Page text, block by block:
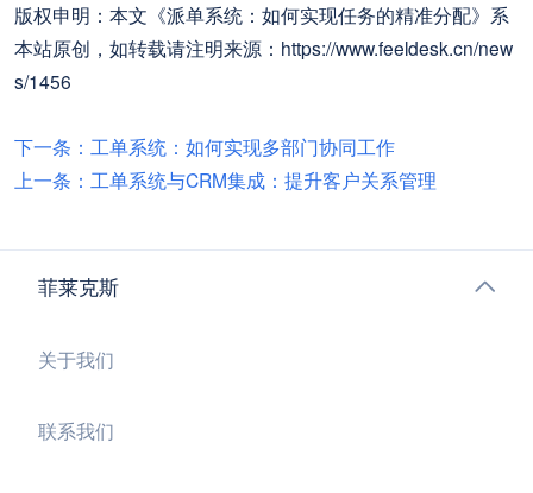
版权申明：本文《派单系统：如何实现任务的精准分配》系
本站原创，如转载请注明来源：https://www.feeldesk.cn/new
s/1456
下一条：工单系统：如何实现多部门协同工作
上一条：工单系统与CRM集成：提升客户关系管理 ​
菲莱克斯
关于我们
联系我们